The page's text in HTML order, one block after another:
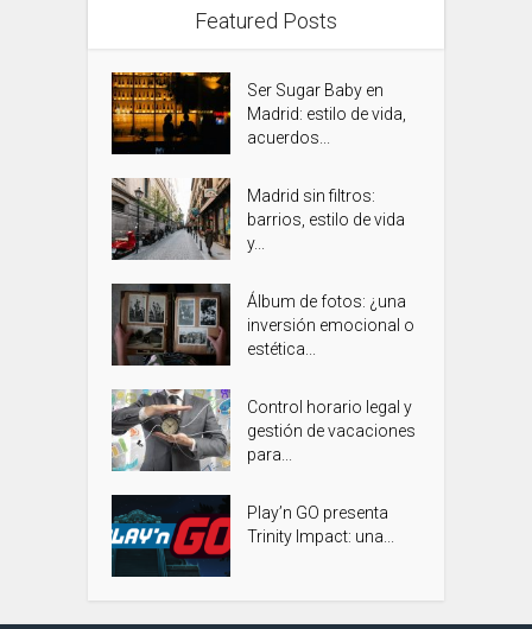
Featured Posts
Ser Sugar Baby en
Madrid: estilo de vida,
acuerdos...
Madrid sin filtros:
barrios, estilo de vida
y...
Álbum de fotos: ¿una
inversión emocional o
estética...
Control horario legal y
gestión de vacaciones
para...
Play’n GO presenta
Trinity Impact: una...